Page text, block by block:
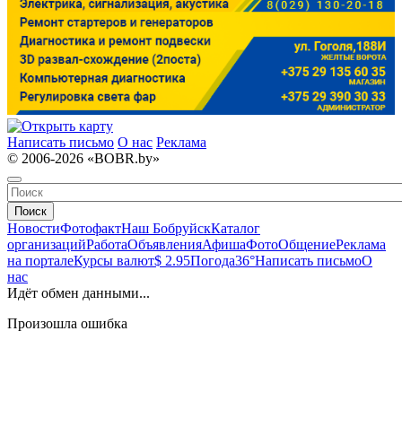
Написать письмо О нас Реклама
© 2006-2026 «BOBR.by»
Поиск
НовостиФотофактНаш БобруйскКаталог
организацийРаботаОбъявленияАфишаФотоОбщениеРеклама
на порталеКурсы валют$ 2.95Погода36°Написать письмоО
нас
Идёт обмен данными...
Произошла ошибка